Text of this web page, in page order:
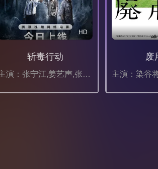
HD
斩毒行动
主演：张宁江,姜艺声,张冬,孙祎彤,石兆琪,于荣光,姜超,邵峰,左腾云,张天其,纵昕芸,琪格,池程,赵雷棋,纪海星,黄信纲,胡笑源,程镇,雷景铄,张瑞雪,董轩妤,贾紫倩,王依宁,杨恒
废